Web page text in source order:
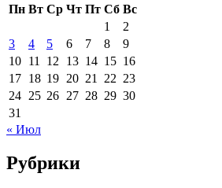
Пн Вт Ср Чт Пт Сб Вс
1
2
3
4 5 6 7 8
9
10 11 12 13 14 15 16
17 18 19 20 21 22 23
24 25 26 27 28 29 30
31
« Июл
Рубрики